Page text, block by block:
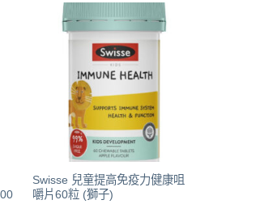
Swisse 兒童提高免疫力健康咀
嚼片60粒 (獅子)